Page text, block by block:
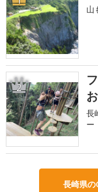
山
2
長
ー
長崎県の